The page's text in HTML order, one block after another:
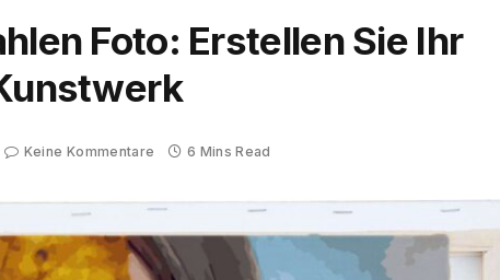
Foto: Erstellen Sie Ihr
Keine Kommentare 6 Mins Read